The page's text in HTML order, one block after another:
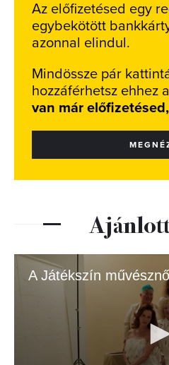
Az előfizetésed egy
egybekötött
azonnal elindul.
Mindössze pár
hozzáférhetsz ehhez
van már